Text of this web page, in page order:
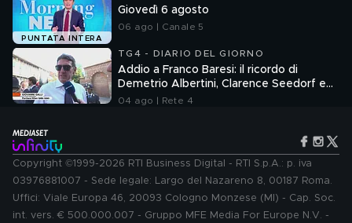
PUNTATA INTERA
Giovedì 6 agosto
06 ago | Canale 5
TG4 - DIARIO DEL GIORNO
Addio a Franco Baresi: il ricordo di
Demetrio Albertini, Clarence Seedorf e
Giovanni Galli
04 ago | Rete 4
Copyright ©1999-2026 RTI Business Digital - RTI S.p.A.: p. iva
03976881007 - Sede legale: Largo del Nazareno 8, 00187 Roma.
Uffici: Viale Europa 46, 20093 Cologno Monzese (MI) - Cap. Soc.
int. vers. € 500.000.007 - Gruppo MFE Media For Europe N.V. -